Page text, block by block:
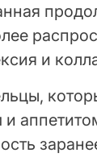
и
и